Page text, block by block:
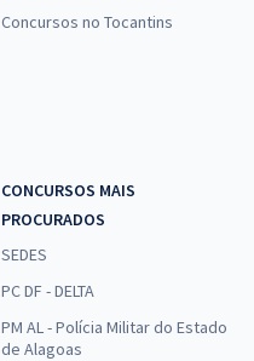
Concursos no Tocantins
CONCURSOS MAIS
PROCURADOS
SEDES
PC DF - DELTA
PM AL - Polícia Militar do Estado
de Alagoas